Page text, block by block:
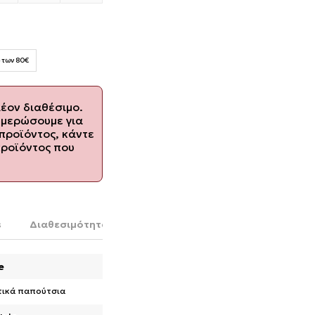
των 80€
διαθέσιμο.
για
κάντε
που
Διαθεσιμότητα στο κατάστημα
παπούτσια